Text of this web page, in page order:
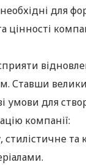
для
цінності
Ставши
умови для
компанії:
та